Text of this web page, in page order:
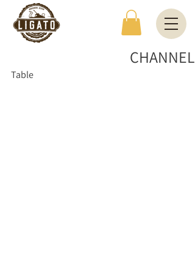
CHANNEL
Table